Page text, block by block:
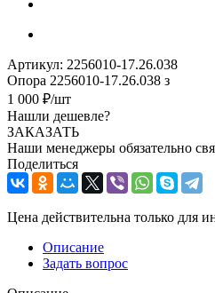
Артикул: 2256010-17.26.038
Опора 2256010-17.26.038 з
1 000 ₽/шт
Нашли дешевле?
ЗАКАЗАТЬ
Наши менеджеры обязательно
Поделиться
Цена действительна только для
Описание
Задать вопрос